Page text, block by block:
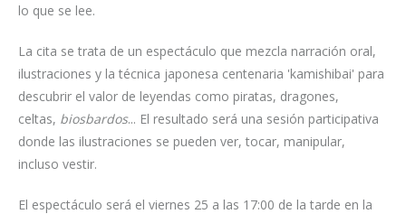
lo que se lee.
La cita se trata de un espectáculo que mezcla narración oral,
ilustraciones y la técnica japonesa centenaria 'kamishibai' para
descubrir el valor de leyendas como piratas, dragones,
celtas, biosbardos... El resultado será una sesión participativa
donde las ilustraciones se pueden ver, tocar, manipular,
incluso vestir.
El espectáculo será el viernes 25 a las 17:00 de la tarde en la